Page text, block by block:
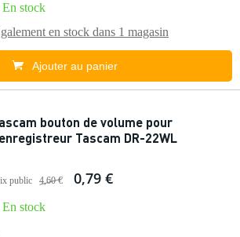
En stock
en stock dans 1 magasin
Ajouter au panier
bouton de volume pour
Tascam DR-22WL
public 4,60 € 0,79 €
En stock